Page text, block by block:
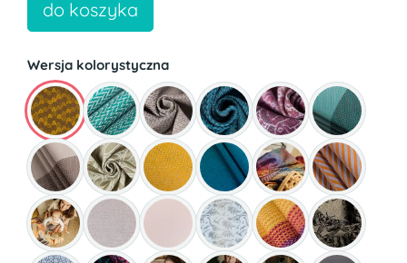
do koszyka
Wersja kolorystyczna